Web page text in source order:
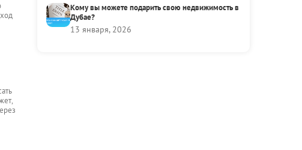
Кому вы можете подарить свою недвижимость в
Дубае?
13 января, 2026